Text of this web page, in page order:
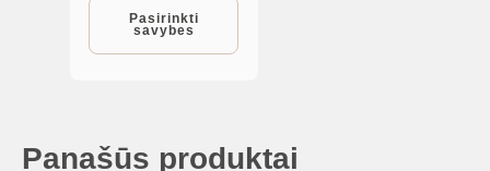
Pasirinkti
savybes
multiple
variants.
be
Panašūs produktai